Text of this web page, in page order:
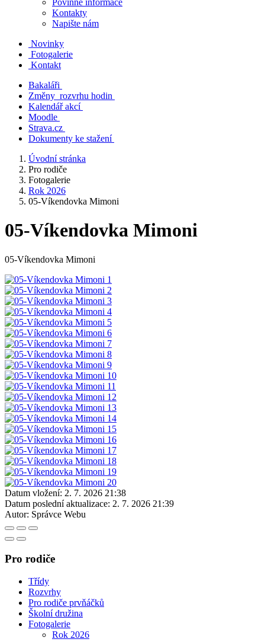
Povinné informace
Kontakty
Napište nám
Novinky
Fotogalerie
Kontakt
Bakaláři
Změny rozvrhu hodin
Kalendář akcí
Moodle
Strava.cz
Dokumenty ke stažení
Úvodní stránka
Pro rodiče
Fotogalerie
Rok 2026
05-Víkendovka Mimoni
05-Víkendovka Mimoni
05-Víkendovka Mimoni
Datum vložení: 2. 7. 2026 21:38
Datum poslední aktualizace: 2. 7. 2026 21:39
Autor: Správce Webu
Pro rodiče
Třídy
Rozvrhy
Pro rodiče prvňáčků
Školní družina
Fotogalerie
Rok 2026